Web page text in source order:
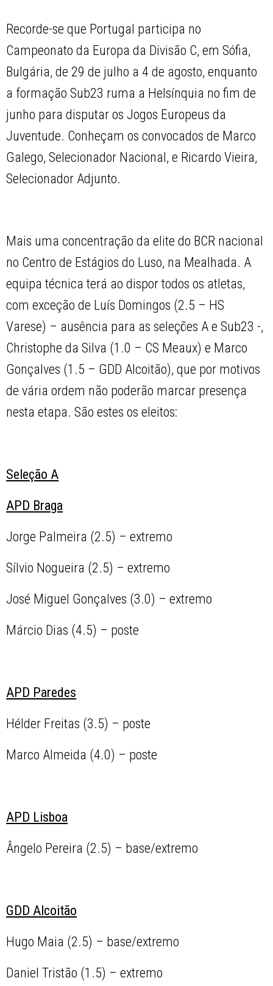
Recorde-se que Portugal participa no
Campeonato da Europa da Divisão C, em Sófia,
Bulgária, de 29 de julho a 4 de agosto, enquanto
a formação Sub23 ruma a Helsínquia no fim de
junho para disputar os Jogos Europeus da
Juventude. Conheçam os convocados de Marco
Galego, Selecionador Nacional, e Ricardo Vieira,
Selecionador Adjunto.
Mais uma concentração da elite do BCR nacional
no Centro de Estágios do Luso, na Mealhada. A
equipa técnica terá ao dispor todos os atletas,
com exceção de Luís Domingos (2.5 – HS
Varese) – ausência para as seleções A e Sub23 -,
Christophe da Silva (1.0 – CS Meaux) e Marco
Gonçalves (1.5 – GDD Alcoitão), que por motivos
de vária ordem não poderão marcar presença
nesta etapa. São estes os eleitos:
Seleção A
APD Braga
Jorge Palmeira (2.5) – extremo
Sílvio Nogueira (2.5) – extremo
José Miguel Gonçalves (3.0) – extremo
Márcio Dias (4.5) – poste
APD Paredes
Hélder Freitas (3.5) – poste
Marco Almeida (4.0) – poste
APD Lisboa
Ângelo Pereira (2.5) – base/extremo
GDD Alcoitão
Hugo Maia (2.5) – base/extremo
Daniel Tristão (1.5) – extremo